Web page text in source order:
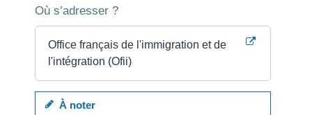
Où s’adresser ?
Office français de l'immigration et de
l'intégration (Ofii)
À noter